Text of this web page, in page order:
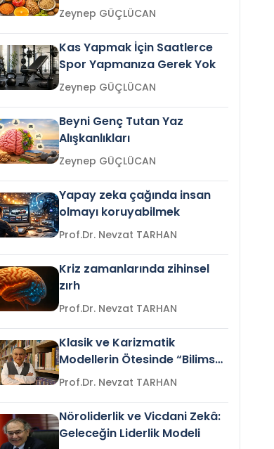
Zeynep GÜÇLÜCAN
Kas Yapmak İçin Saatlerce
Spor Yapmanıza Gerek Yok
Zeynep GÜÇLÜCAN
Beyni Genç Tutan Yaz
Alışkanlıkları
Zeynep GÜÇLÜCAN
Yapay zeka çağında insan
olmayı koruyabilmek
Prof.Dr. Nevzat TARHAN
Kriz zamanlarında zihinsel
zırh
Prof.Dr. Nevzat TARHAN
Klasik ve Karizmatik
Modellerin Ötesinde “Bilimsel
Liderlik”
Prof.Dr. Nevzat TARHAN
Nöroliderlik ve Vicdani Zekâ:
Geleceğin Liderlik Modeli